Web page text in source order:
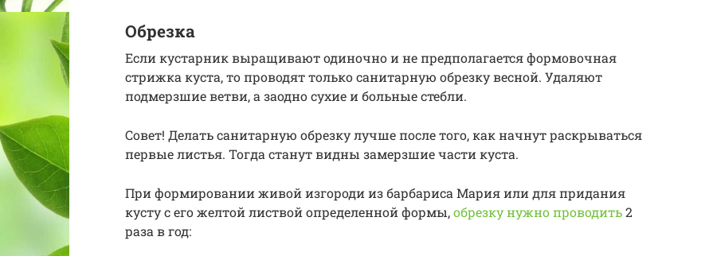
Обрезка
Если кустарник выращивают одиночно и не предполагается формовочная
стрижка куста, то проводят только санитарную обрезку весной. Удаляют
подмерзшие ветви, а заодно сухие и больные стебли.
Совет! Делать санитарную обрезку лучше после того, как начнут раскрываться
первые листья. Тогда станут видны замерзшие части куста.
При формировании живой изгороди из барбариса Мария или для придания
кусту с его желтой листвой определенной формы,обрезку нужно проводить2
раза в год: